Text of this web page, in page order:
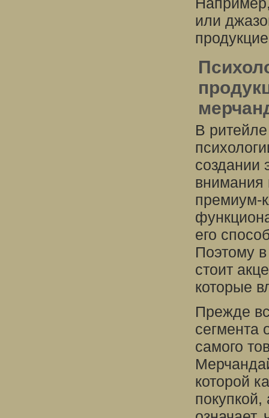
или
В
создании
внимания
премиум-
его
Поэтому
стоит
которые
Прежде
сегмента
самого
которой